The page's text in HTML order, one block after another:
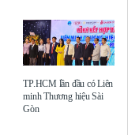
TP.HCM lần đầu có Liên
minh Thương hiệu Sài
Gòn